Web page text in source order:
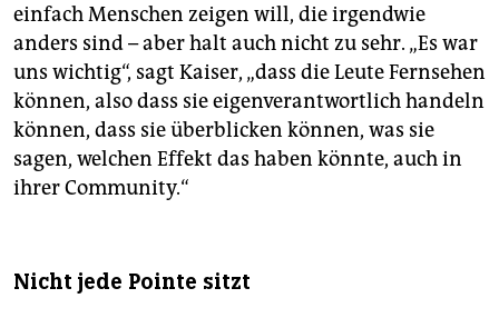
einfach Menschen zeigen will, die irgendwie
anders sind – aber halt auch nicht zu sehr. „Es war
uns wichtig“, sagt Kaiser, „dass die Leute Fernsehen
können, also dass sie eigenverantwortlich handeln
können, dass sie überblicken können, was sie
sagen, welchen Effekt das haben könnte, auch in
ihrer Community.“
Nicht jede Pointe sitzt